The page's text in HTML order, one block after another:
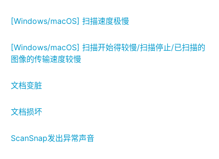
[Windows/macOS] 扫描速度极慢
[Windows/macOS] 扫描开始得较慢/扫描停止/已扫描的
图像的传输速度较慢
文档变脏
文档损坏
ScanSnap发出异常声音